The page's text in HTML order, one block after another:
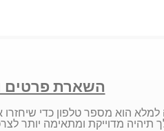
השארת פרטים
למלא הוא מספר טלפון כדי
תיהיה מדוייקת ומתאימה יותר